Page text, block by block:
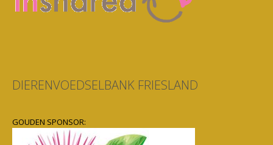
DIERENVOEDSELBANK FRIESLAND
GOUDEN SPONSOR: